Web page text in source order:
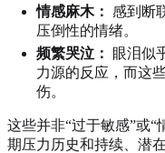
情感麻木： 感到断
压倒性的情绪。
频繁哭泣：
眼泪似
力源的反应，而这
伤。
这些并非“过于敏感”或“
期压力历史和持续、潜